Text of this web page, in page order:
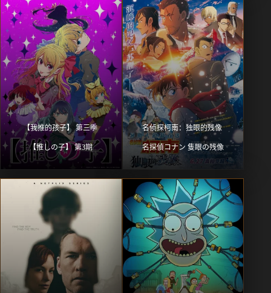
【我推的孩子】 第三季
【推しの子】 第3期
名侦探柯南：独眼的残像
名探偵コナン 隻眼の残像